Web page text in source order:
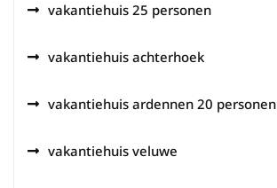
vakantiehuis 25 personen
vakantiehuis achterhoek
vakantiehuis ardennen 20 personen
vakantiehuis veluwe